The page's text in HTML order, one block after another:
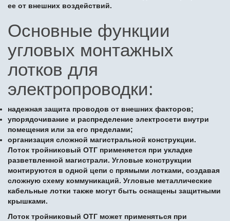
ее от внешних воздействий.
Основные функции
угловых монтажных
лотков для
электропроводки:
надежная защита проводов от внешних факторов;
упорядочивание и распределение электросети внутри
помещения или за его пределами;
организация сложной магистральной конструкции.
Лоток тройниковый ОТГ применяется при укладке
разветвленной магистрали. Угловые конструкции
монтируются в одной цепи с прямыми лотками, создавая
сложную схему коммуникаций. Угловые металлические
кабельные лотки также могут быть оснащены защитными
крышками.
Лоток тройниковый ОТГ может применяться при